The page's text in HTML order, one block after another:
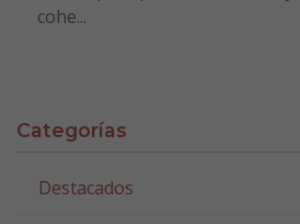
cohe...
Categorías
Destacados